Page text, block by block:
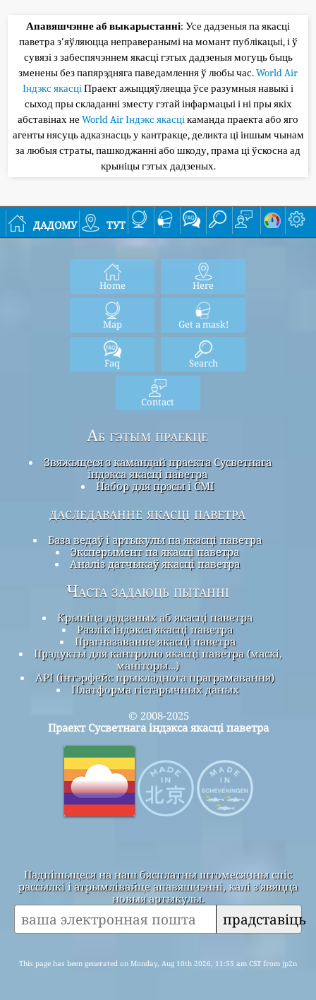
Апавяшчэнне аб выкарыстанні: Усе дадзеныя па якасці
паветра з'яўляюцца неправеранымі на момант публікацыі, і ў
сувязі з забеспячэннем якасці гэтых дадзеныя могуць быць
зменены без папярэдняга паведамлення ў любы час.World Air
Індэкс якасціПраект ажыццяўляецца ўсе разумныя навыкі і
сыход пры складанні зместу гэтай інфармацыі і ні пры якіх
абставінах не World Air Індэкс якасцікаманда праекта або яго
агенты нясуць адказнасць у кантракце, деликта ці іншым чынам
за любыя страты, пашкоджанні або шкоду, прама ці ўскосна ад
крыніцы гэтых дадзеных.
дадому тут
Home Here
Map Get a mask!
Faq Search
Contact
Аб гэтым праекце
Звяжыцеся з камандай праекта Сусветнага
індэкса якасці паветра
Набор для прэсы і СМІ
даследаванне якасці паветра
База ведаў і артыкулы па якасці паветра
Эксперымент па якасці паветра
Аналіз датчыкаў якасці паветра
Часта задаюць пытанні
Крыніца дадзеных аб якасці паветра
Разлік індэкса якасці паветра
Прагназаванне якасці паветра
Прадукты для кантролю якасці паветра (маскі,
маніторы…)
API (інтэрфейс прыкладнога праграмавання)
Платформа гістарычных даных
© 2008-2025
Праект Сусветнага індэкса якасці паветра
Падпішыцеся на наш бясплатны штомесячны спіс
рассылкі і атрымлівайце апавяшчэнні, калі з'явяцца
новыя артыкулы.
прадставіць
This page has been generated on Monday, Aug 10th 2026, 11:55 am CST from jp2n